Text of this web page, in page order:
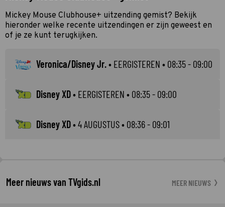
Mickey Mouse Clubhouse+ uitzending gemist? Bekijk
hieronder welke recente uitzendingen er zijn geweest en
of je ze kunt terugkijken.
Veronica/Disney Jr.• EERGISTEREN • 08:35 - 09:00
Disney XD• EERGISTEREN • 08:35 - 09:00
Disney XD•4 AUGUSTUS• 08:36 - 09:01
Meer nieuws van TVgids.nl MEER NIEUWS